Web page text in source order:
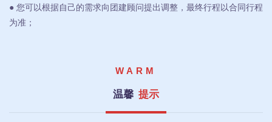
● 您可以根据自己的需求向团建顾问提出调整，最终行程以合同行程
为准；
WARM
温馨 提示